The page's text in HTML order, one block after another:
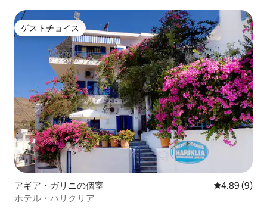
ゲストチョイス
ゲストチョイス
アギア・ガリニの個室 レビュー9件
4.89 (9)
ホテル・ハリクリア